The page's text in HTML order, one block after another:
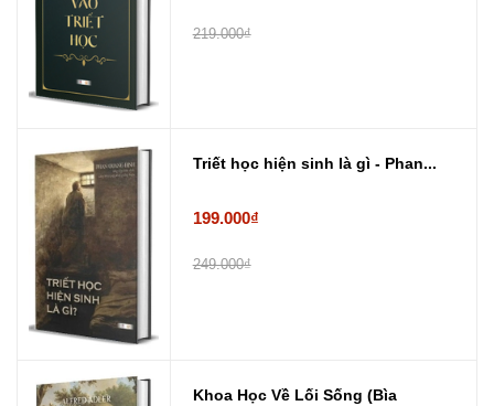
219.000₫
Triết học hiện sinh là gì - Phan...
199.000₫
249.000₫
Khoa Học Về Lối Sống (Bìa